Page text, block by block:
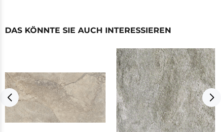
DAS KÖNNTE SIE AUCH INTERESSIEREN